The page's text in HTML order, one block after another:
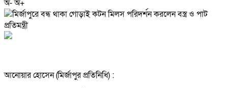
অ-অ+
আনোয়ার হোসেন (মির্জাপুর প্রতিনিধি) :